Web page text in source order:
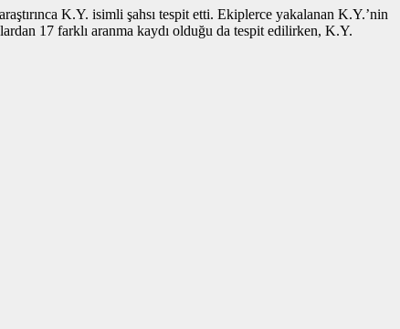
K.Y. isimli şahsı tespit etti. Ekiplerce yakalanan K.Y.’nin
17 farklı aranma kaydı olduğu da tespit edilirken, K.Y.